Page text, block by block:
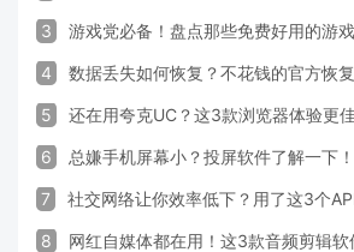
3 游戏党必备！盘点那些免费好用的游
4 数据丢失如何恢复？不花钱的官方恢
5 还在用夸克UC？这3款浏览器体验更佳
6 总嫌手机屏幕小？投屏软件了解一下！
7 社交网络让你效率低下？用了这3个
8 网红自媒体都在用！这3款音频剪辑软